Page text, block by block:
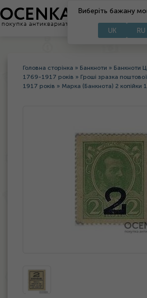
Виберіть бажану
UK RU
Головна сторінка » Банкноти » Банкноти
1769-1917 років » Гроші зразка
1917 років » Марка (Банкнота) 2 копійки